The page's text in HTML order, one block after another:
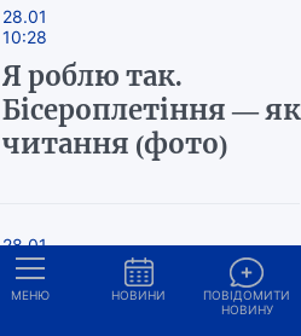
28.01
10:28
Я роблю так.
Бісероплетіння — як
читання (фото)
28.01
10:12
На Тернопільщині
МЕНЮ НОВИНИ
ПОВІДОМИТИ
НОВИНУ